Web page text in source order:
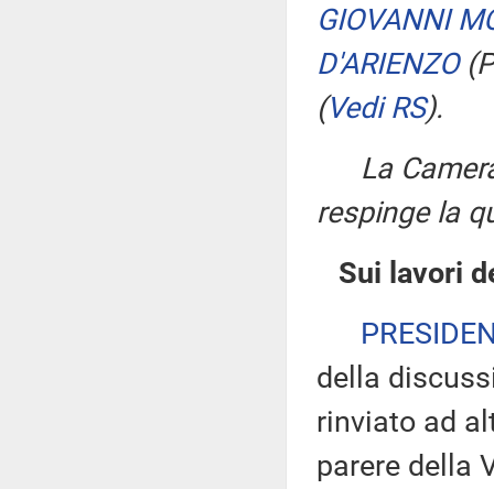
GIOVANNI
D'ARIENZO
(Vedi RS).
La
respinge la
Sui lavori
della
rinviato ad
parere della